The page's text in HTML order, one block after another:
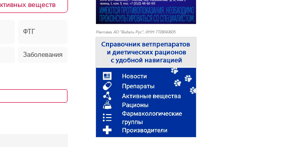
веществ
ФТГ
Заболевания
Реклама. АО "Видаль Рус", ИНН 7728043605